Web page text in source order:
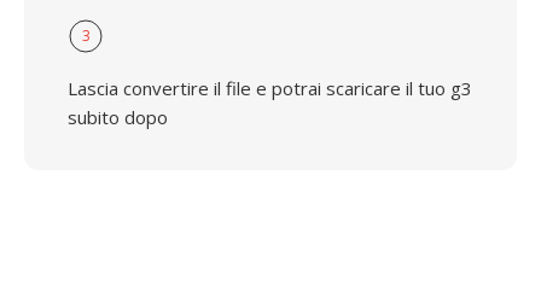
3
Lascia convertire il file e potrai scaricare il tuo g3
subito dopo